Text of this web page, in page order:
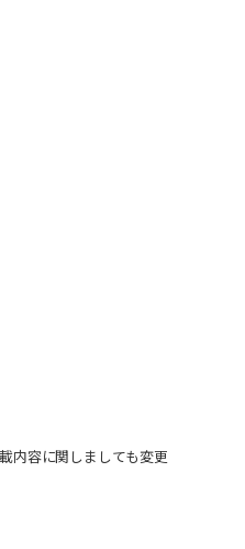
内容に関しましても変更